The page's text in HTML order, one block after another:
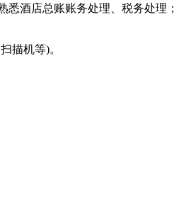
酒店总账账务处理、税务处理
描机等)。